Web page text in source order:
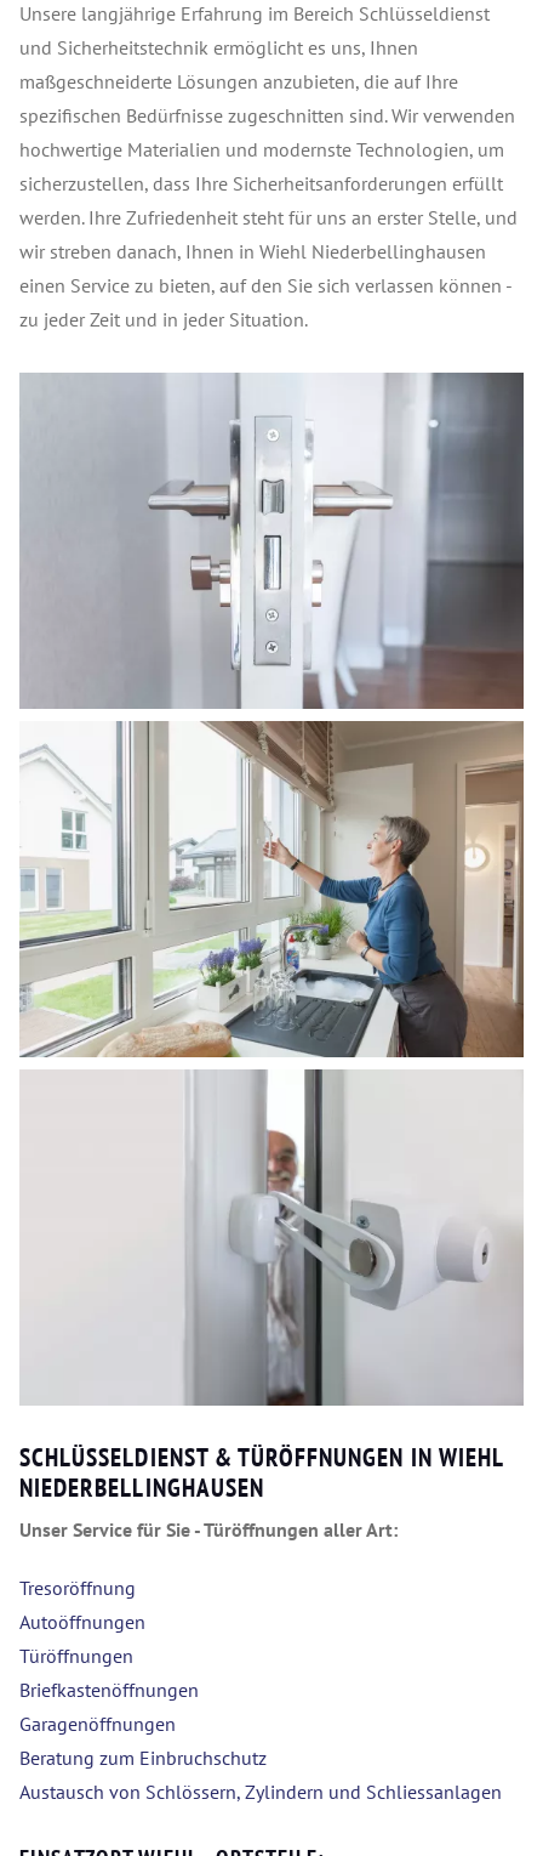
Unsere langjährige Erfahrung im Bereich Schlüsseldienst
und Sicherheitstechnik ermöglicht es uns, Ihnen
maßgeschneiderte Lösungen anzubieten, die auf Ihre
spezifischen Bedürfnisse zugeschnitten sind. Wir verwenden
hochwertige Materialien und modernste Technologien, um
sicherzustellen, dass Ihre Sicherheitsanforderungen erfüllt
werden. Ihre Zufriedenheit steht für uns an erster Stelle, und
wir streben danach, Ihnen in Wiehl Niederbellinghausen
einen Service zu bieten, auf den Sie sich verlassen können -
zu jeder Zeit und in jeder Situation.
SCHLÜSSELDIENST & TÜRÖFFNUNGEN IN WIEHL
NIEDERBELLINGHAUSEN
Unser Service für Sie - Türöffnungen aller Art:
Tresoröffnung
Autoöffnungen
Türöffnungen
Briefkastenöffnungen
Garagenöffnungen
Beratung zum Einbruchschutz
Austausch von Schlössern, Zylindern und Schliessanlagen